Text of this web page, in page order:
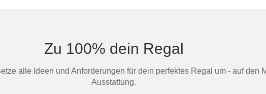
Zu 100% dein Regal
alle Ideen und Anforderungen für dein perfektes Regal um - auf den
Ausstattung.